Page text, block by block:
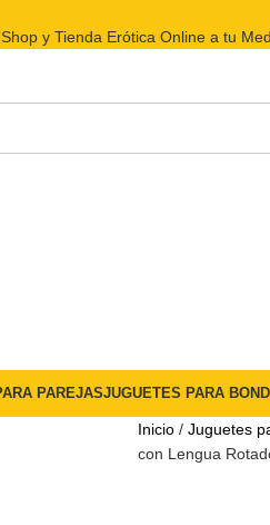
y Tienda Erótica Online a tu
PAREJASJUGUETES PARA
Inicio Juguetes
con Lengua